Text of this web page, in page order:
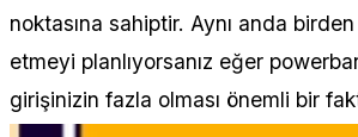
noktasına sahiptir. Aynı anda
etmeyi planlıyorsanız eğer
girişinizin fazla olması önemli bir